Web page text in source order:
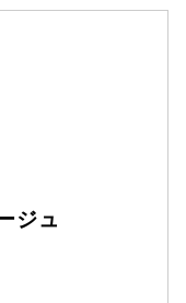
ジュ